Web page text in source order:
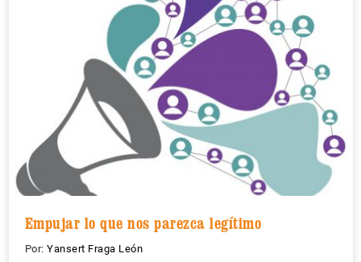
Empujar lo que nos parezca legítimo
Por: Yansert Fraga León